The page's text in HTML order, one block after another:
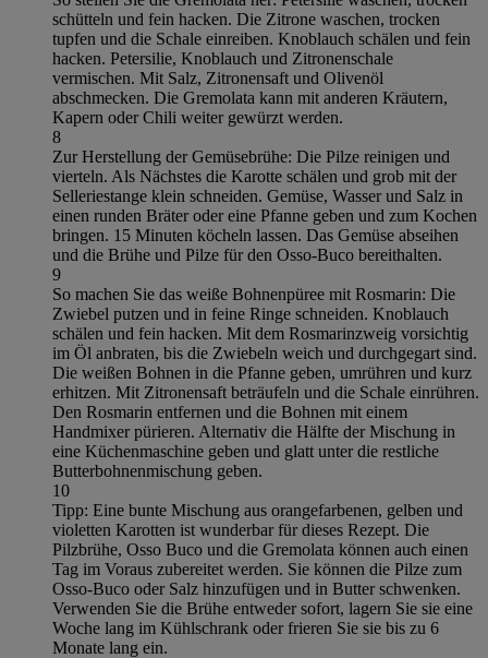
schütteln und fein hacken. Die Zitrone waschen, trocken
tupfen und die Schale einreiben. Knoblauch schälen und fein
hacken. Petersilie, Knoblauch und Zitronenschale
vermischen. Mit Salz, Zitronensaft und Olivenöl
abschmecken. Die Gremolata kann mit anderen Kräutern,
Kapern oder Chili weiter gewürzt werden.
8
Zur Herstellung der Gemüsebrühe: Die Pilze reinigen und
vierteln. Als Nächstes die Karotte schälen und grob mit der
Selleriestange klein schneiden. Gemüse, Wasser und Salz in
einen runden Bräter oder eine Pfanne geben und zum Kochen
bringen. 15 Minuten köcheln lassen. Das Gemüse abseihen
und die Brühe und Pilze für den Osso-Buco bereithalten.
9
So machen Sie das weiße Bohnenpüree mit Rosmarin: Die
Zwiebel putzen und in feine Ringe schneiden. Knoblauch
schälen und fein hacken. Mit dem Rosmarinzweig vorsichtig
im Öl anbraten, bis die Zwiebeln weich und durchgegart sind.
Die weißen Bohnen in die Pfanne geben, umrühren und kurz
erhitzen. Mit Zitronensaft beträufeln und die Schale einrühren.
Den Rosmarin entfernen und die Bohnen mit einem
Handmixer pürieren. Alternativ die Hälfte der Mischung in
eine Küchenmaschine geben und glatt unter die restliche
Butterbohnenmischung geben.
10
Tipp: Eine bunte Mischung aus orangefarbenen, gelben und
violetten Karotten ist wunderbar für dieses Rezept. Die
Pilzbrühe, Osso Buco und die Gremolata können auch einen
Tag im Voraus zubereitet werden. Sie können die Pilze zum
Osso-Buco oder Salz hinzufügen und in Butter schwenken.
Verwenden Sie die Brühe entweder sofort, lagern Sie sie eine
Woche lang im Kühlschrank oder frieren Sie sie bis zu 6
Monate lang ein.